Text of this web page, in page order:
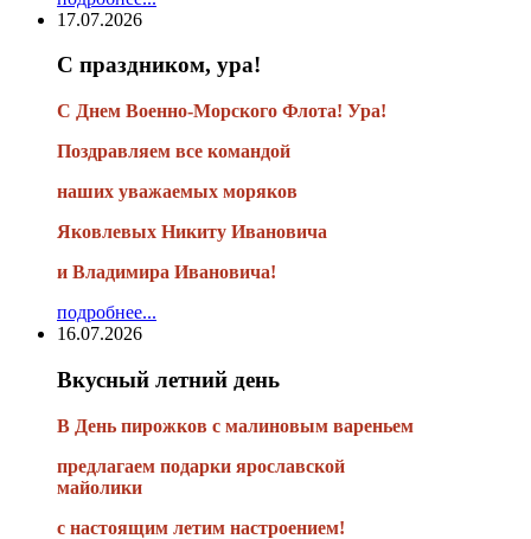
17.07.2026
С праздником, ура!
С Днем Военно-Морского Флота! Ура!
Поздравляем все командой
наших уважаемых моряков
Яковлевых Никиту Ивановича
и Владимира Ивановича!
подробнее...
16.07.2026
Вкусный летний день
В День пирожков с малиновым вареньем
предлагаем подарки ярославской
майолики
с настоящим летим настроением!